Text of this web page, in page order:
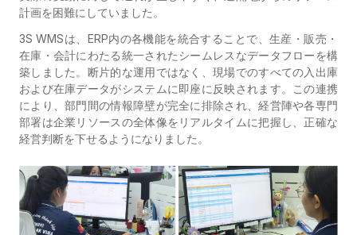
計画を困難にしていました。
3S WMSは、ERP内の各機能を統合することで、 生産・販売・
在庫・会計にわたる統一されたシームレスなデータフローを構
築しました。断片的な運用ではなく、現場でのすべての入出庫
および在庫データがシステムに即座に反映されます。この連携
により、部門間の情報障壁が完全に排除され、経営陣や各専門
部署は企業リソースの全体像をリアルタイムに把握し、正確な
経営判断を下せるようになりました。